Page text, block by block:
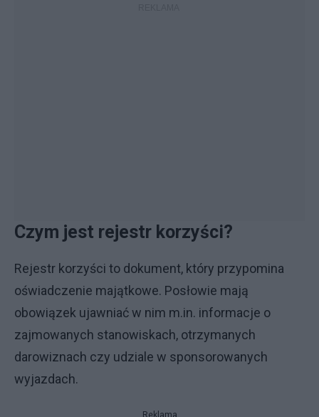
Czym jest rejestr korzyści?
Rejestr korzyści to dokument, który przypomina
oświadczenie majątkowe. Posłowie mają
obowiązek ujawniać w nim m.in. informacje o
zajmowanych stanowiskach, otrzymanych
darowiznach czy udziale w sponsorowanych
wyjazdach.
Reklama